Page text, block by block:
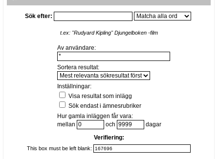
Sök efter:
t.ex:"Rudyard Kipling" Djungelboken -film
Av användare:
Sortera resultat:
Inställningar:
Visa resultat som inlägg
Sök endast i ämnesrubriker
Hur gamla inläggen får vara:
mellan
och
dagar
Verifiering:
This box must be left blank: